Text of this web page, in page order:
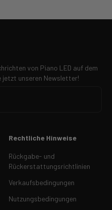
von Piano LED auf dem
jetzt unseren Newsletter!
Rechtliche Hinweise
Rückgabe- und
Rückerstattungsrichtlinien
Verkaufsbedingungen
Nutzungsbedingungen